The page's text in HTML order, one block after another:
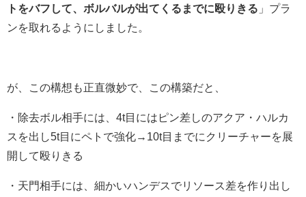
トをバフして、ボルバルが出てくるまでに殴りきる 」プラ
ンを取れるようにしました。
が、この構想も正直微妙で、この構築だと、
・除去ボル相手には、4t目にはピン差しのアクア・ハルカ
スを出し5t目にペトで強化→10t目までにクリーチャーを展
開して殴りきる
・天門相手には、細かいハンデスでリソース差を作り出し